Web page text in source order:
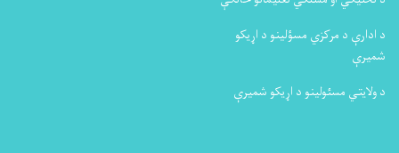
د ادارې د مرکزي مسؤلینو د اړیکو
شمیرې
د ولایتي مسئولینو د اړیکو شمیرې